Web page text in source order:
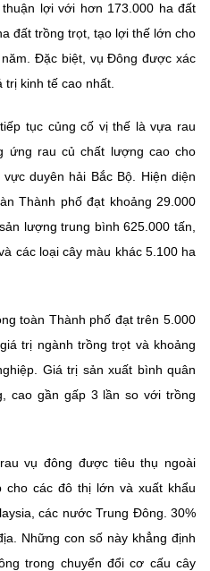
CÔNG NGHỆ
TECHNOLOGY
Góp ý
và Công nghệ (MST)
Thị Hải Hằng
- 18 Nguyễn Du, TP. Hà Nội
Học và Công Nghệ
khi phát hành lại thông tin từ
lợi với hơn 173.000 ha đất
đất trồng trọt, tạo lợi thế lớn cho
Đặc biệt, vụ Đông được xác
kinh tế cao nhất.
tục củng cố vị thế là vựa rau
ứng rau củ chất lượng cao cho
duyên hải Bắc Bộ. Hiện diện
Thành phố đạt khoảng 29.000
lượng trung bình 625.000 tấn,
các loại cây màu khác 5.100 ha
toàn Thành phố đạt trên 5.000
trị ngành trồng trọt và khoảng
Giá trị sản xuất bình quân
cao gần gấp 3 lần so với trồng
vụ đông được tiêu thụ ngoài
cho các đô thị lớn và xuất khẩu
các nước Trung Đông. 30%
Những con số này khẳng định
trong chuyển đổi cơ cấu cây